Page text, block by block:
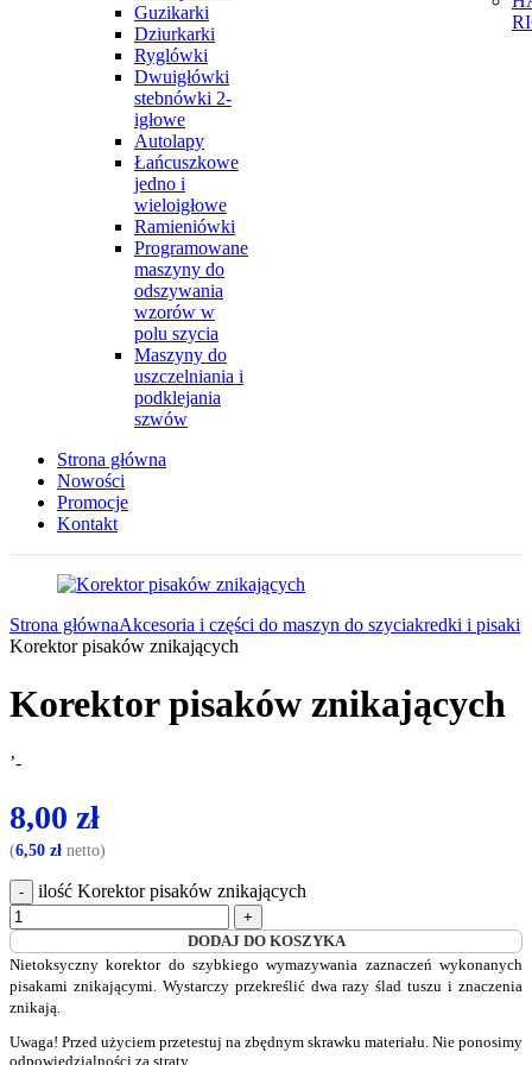
Guzikarki
Dziurkarki
Ryglówki
Dwuigłówki
stebnówki 2-
igłowe
Autolapy
Łańcuszkowe
jedno i
wieloigłowe
Ramieniówki
Programowane
maszyny do
odszywania
wzorów w
polu szycia
Maszyny do
uszczelniania i
podklejania
szwów
Strona główna
Nowości
Promocje
Kontakt
Strona głównaAkcesoria i części do maszyn do szyciakredki i pisaki
Korektor pisaków znikających
Korektor pisaków znikających
’-
8,00 zł
(6,50 zł netto)
ilość Korektor pisaków znikających
DODAJ DO KOSZYKA
Nietoksyczny korektor do szybkiego wymazywania zaznaczeń wykonanych
pisakami znikającymi. Wystarczy przekreślić dwa razy ślad tuszu i znaczenia
znikają.
Uwaga! Przed użyciem przetestuj na zbędnym skrawku materiału. Nie ponosimy
odpowiedzialności za straty.